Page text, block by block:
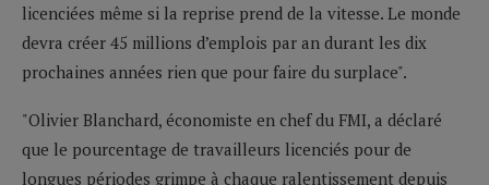
licenciées même si la reprise prend de la vitesse. Le monde
devra créer 45 millions d’emplois par an durant les dix
prochaines années rien que pour faire du surplace".
"Olivier Blanchard, économiste en chef du FMI, a déclaré
que le pourcentage de travailleurs licenciés pour de
longues périodes grimpe à chaque ralentissement depuis